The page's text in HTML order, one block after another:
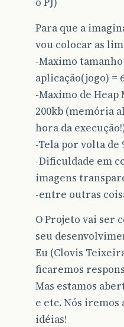
Para que a
vou colocar as
-Maximo tamanho
aplicação(jogo) =
-Maximo de
200kb (memória
hora da
-Tela por volta de
-Dificuldade em
imagens
-entre outras
O Projeto vai ser
seu
Eu (Clovis
ficaremos
Mas estamos
e etc. Nós iremos
idéias!